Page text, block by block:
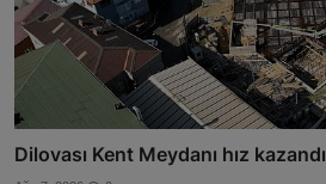
Dilovası Kent Meydanı hız kazandı